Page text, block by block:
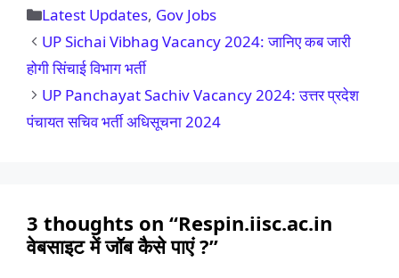
Categories
Latest Updates, Gov Jobs
UP Sichai Vibhag Vacancy 2024: जानिए कब जारी
होगी सिंचाई विभाग भर्ती
UP Panchayat Sachiv Vacancy 2024: उत्तर प्रदेश
पंचायत सचिव भर्ती अधिसूचना 2024
3 thoughts on “Respin.iisc.ac.in
वेबसाइट में जॉब कैसे पाएं ?”